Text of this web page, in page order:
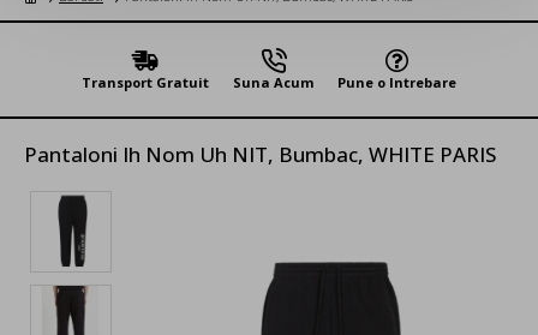
Transport Gratuit Suna Acum Pune o Intrebare
Pantaloni Ih Nom Uh NIT, Bumbac, WHITE PARIS